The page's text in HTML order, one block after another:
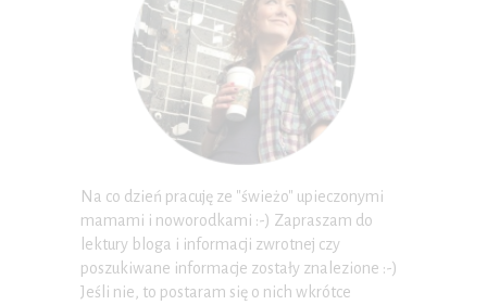
Na co dzień pracuję ze "świeżo" upieczonymi
mamami i noworodkami :-) Zapraszam do
lektury bloga i informacji zwrotnej czy
poszukiwane informacje zostały znalezione :-)
Jeśli nie, to postaram się o nich wkrótce